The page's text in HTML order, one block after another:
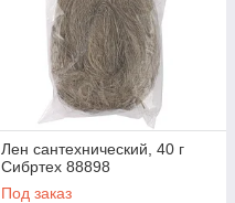
Лен сантехнический, 40 г
Сибртех 88898
Под заказ